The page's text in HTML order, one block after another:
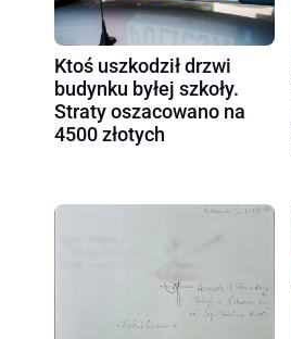
Ktoś uszkodził drzwi
budynku byłej szkoły.
Straty oszacowano na
4500 złotych